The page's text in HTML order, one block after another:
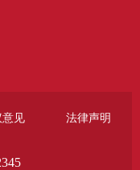
意见 法律声明